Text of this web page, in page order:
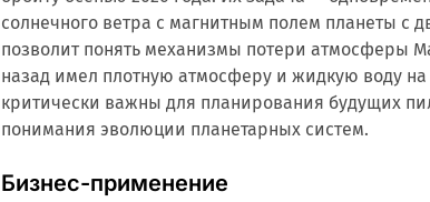
солнечного ветра с магнитным полем планеты с
позволит понять механизмы потери атмосферы
назад имел плотную атмосферу и жидкую воду
критически важны для планирования будущих
понимания эволюции планетарных систем.
Бизнес-применение